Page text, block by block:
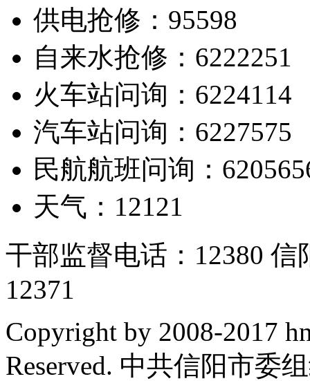
供电抢修：95598
自来水抢修：6222251
火车站问询：6224114
汽车站问询：6227575
民航航班问询：
天气：12121
干部监督电话：12380
12371
Copyright by 2008-2017
Reserved. 中共信阳市委